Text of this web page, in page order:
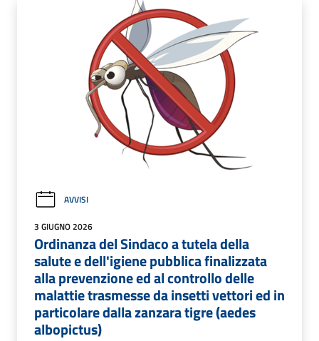
AVVISI
3 GIUGNO 2026
Ordinanza del Sindaco a tutela della
salute e dell'igiene pubblica finalizzata
alla prevenzione ed al controllo delle
malattie trasmesse da insetti vettori ed in
particolare dalla zanzara tigre (aedes
albopictus)